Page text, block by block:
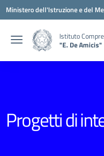
Vai ai contenuti
Vai al menu di navigazione
Vai al footer
Ministero dell'Istruzione e del
Istituto
"E. De Amicis"
Progetti di